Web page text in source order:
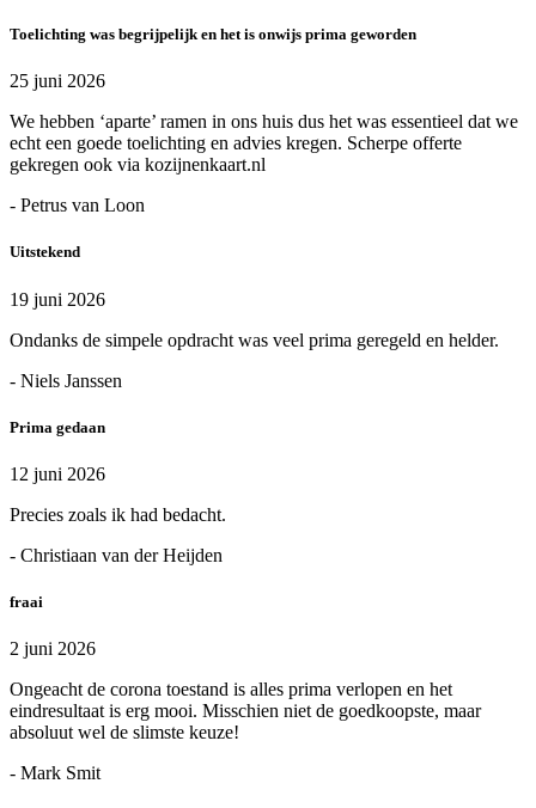
Toelichting was begrijpelijk en het is onwijs prima geworden
25 juni 2026
We hebben ‘aparte’ ramen in ons huis dus het was essentieel dat we
echt een goede toelichting en advies kregen. Scherpe offerte
gekregen ook via kozijnenkaart.nl
- Petrus van Loon
Uitstekend
19 juni 2026
Ondanks de simpele opdracht was veel prima geregeld en helder.
- Niels Janssen
Prima gedaan
12 juni 2026
Precies zoals ik had bedacht.
- Christiaan van der Heijden
fraai
2 juni 2026
Ongeacht de corona toestand is alles prima verlopen en het
eindresultaat is erg mooi. Misschien niet de goedkoopste, maar
absoluut wel de slimste keuze!
- Mark Smit